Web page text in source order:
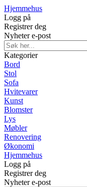
Hjemmehus
Logg på
Registrer deg
Nyheter e-post
Kategorier
Bord
Stol
Sofa
Hvitevarer
Kunst
Blomster
Lys
Møbler
Renovering
Økonomi
Hjemmehus
Logg på
Registrer deg
Nyheter e-post